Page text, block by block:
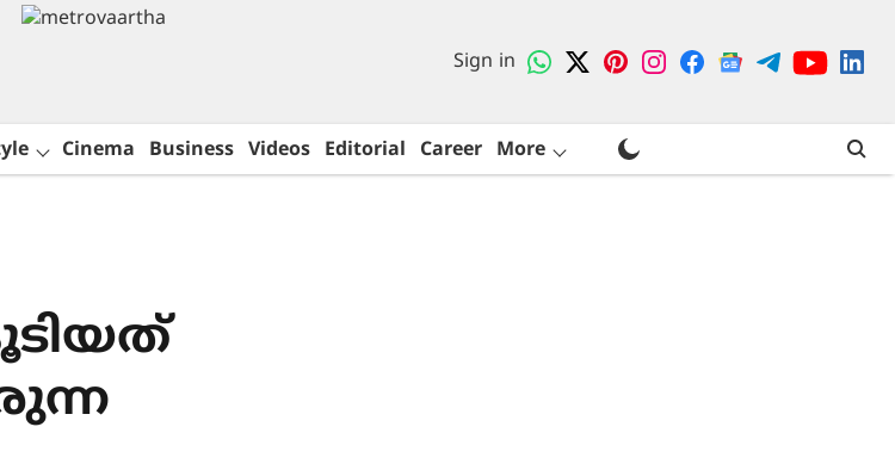
Sign in
Cinema Business Videos Editorial Career More